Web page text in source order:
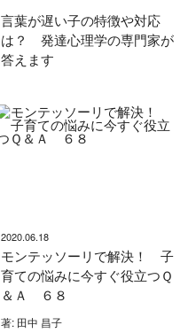
言葉が遅い子の特徴や対応
は？ 発達心理学の専門家が
答えます
2020.06.18
モンテッソーリで解決！ 子
育ての悩みに今すぐ役立つＱ
＆Ａ ６８
著: 田中 昌子